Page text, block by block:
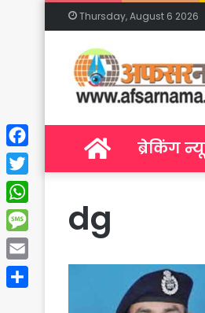
Thursday, August 6 2026
Homeब्रेकिंग
dg
Facebook
Twitter
WhatsApp
Message
Email